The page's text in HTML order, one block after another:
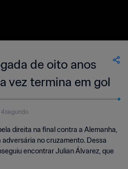
de oito anos
vez termina em gol
direita na final contra a Alemanha,
no cruzamento. Dessa
encontrar Julian Álvarez, que